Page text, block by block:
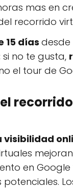
mas en
recorrido
15 días desde
si no te gusta,
el tour de
visibilidad
en
potenciales.